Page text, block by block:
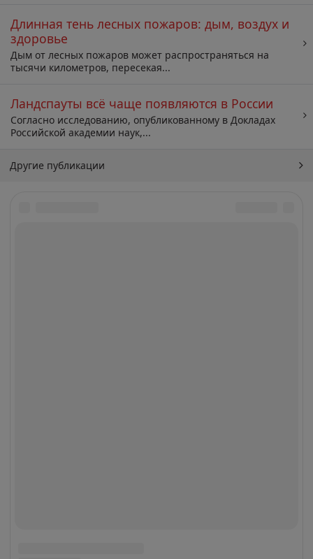
Длинная тень лесных пожаров: дым, воздух и
здоровье
Дым от лесных пожаров может распространяться на
тысячи километров, пересекая...
Ландспауты всё чаще появляются в России
Согласно исследованию, опубликованному в Докладах
Российской академии наук,...
Другие публикации